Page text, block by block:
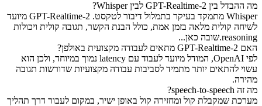
מה ההבדל בין GPT-Realtime-2 לבין Whisper?
Whisper מתמקד בעיקר בתמלול דיבור לטקסט. GPT-Realtime-2 מיועד
לשיחה קולית מלאה בזמן אמת, כולל הבנת הקשר, תגובה קולית ויכולות
reasoning.שובה כאן...
האם GPT-Realtime-2 מתאים לעבודה מקצועית באולפן?
לפי OpenAI, המודל מיועד לעבוד עם latency נמוך במיוחד, ולכן הוא
עשוי להתאים יותר מתמיד לסביבות עבודה מקצועיות שדורשות תגובה
מהירה.
מה זה speech-to-speech?
מערכת שמקבלת קול ומחזירה קול באופן ישיר, במקום לעבור דרך תהליך